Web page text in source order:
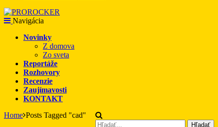
Navigácia
Novinky
Z domova
Zo sveta
Reportáže
Rozhovory
Recenzie
Zaujímavosti
KONTAKT
Hľadať
Home Posts Tagged "cad"